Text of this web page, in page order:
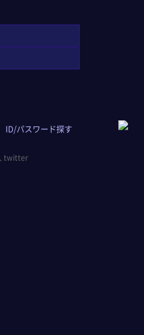
ID/パスワード探す